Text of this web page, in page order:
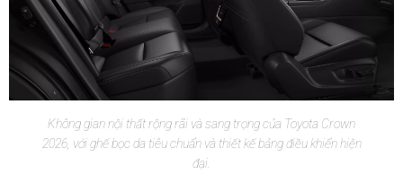
Không gian nội thất rộng rãi và sang trọng của Toyota Crown
2026, với ghế bọc da tiêu chuẩn và thiết kế bảng điều khiển hiện
đại.